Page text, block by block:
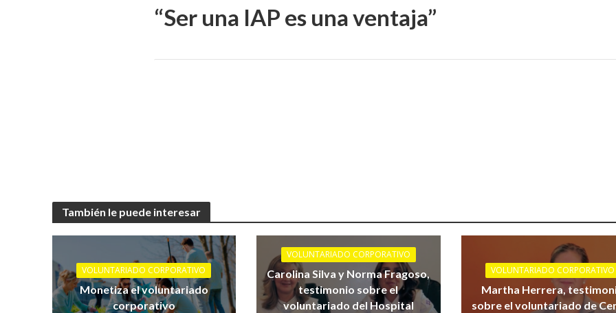
“Ser una IAP es una ventaja”
También le puede interesar
VOLUNTARIADO CORPORATIVO
Monetiza el voluntariado
corporativo
VOLUNTARIADO CORPORATIVO
Carolina Silva y Norma Fragoso,
testimonio sobre el
voluntariado del Hospital
VOLUNTARIADO CORPORATIVO
Martha Herrera,
sobre el voluntariado de